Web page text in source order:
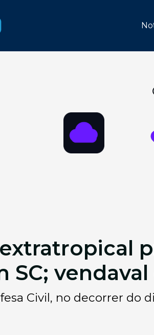
SC;
Civil, no decorrer do